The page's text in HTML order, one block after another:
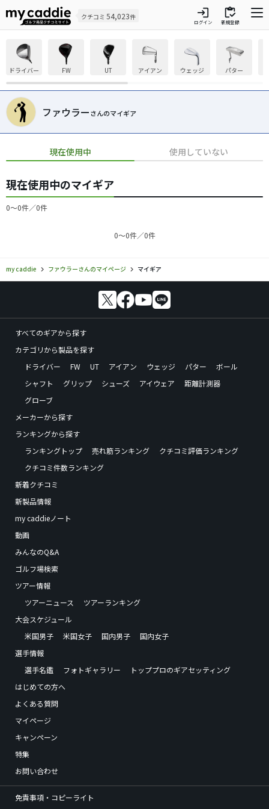
クチコミ 54,023件 login
ログイン
inventory
新規登録
ドライバー FW UT アイアン ウェッジ パター
ファウラーさんのマイギア
現在使用中 使用していない
現在使用中のマイギア
0〜0件／0件
0〜0件／0件
my caddie ファウラーさんのマイページ マイギア
すべてのギアから探す
カテゴリから製品を探す
ドライバー
FW UT アイアン ウェッジ パター
ボール
シャフト
グリップ シューズ アイウェア
距離計測器
グローブ
メーカーから探す
ランキングから探す
ランキングトップ
売れ筋ランキング
クチコミ評価ランキング
クチコミ件数ランキング
新着クチコミ
新製品情報
my caddieノート
動画
みんなのQ&A
ゴルフ場検索
ツアー情報
ツアーニュース
ツアーランキング
大会スケジュール
米国男子
米国女子 国内男子
国内女子
選手情報
選手名鑑
フォトギャラリー
トッププロのギアセッティング
はじめての方へ
よくある質問
マイページ
キャンペーン
特集
お問い合わせ
免責事項・コピーライト